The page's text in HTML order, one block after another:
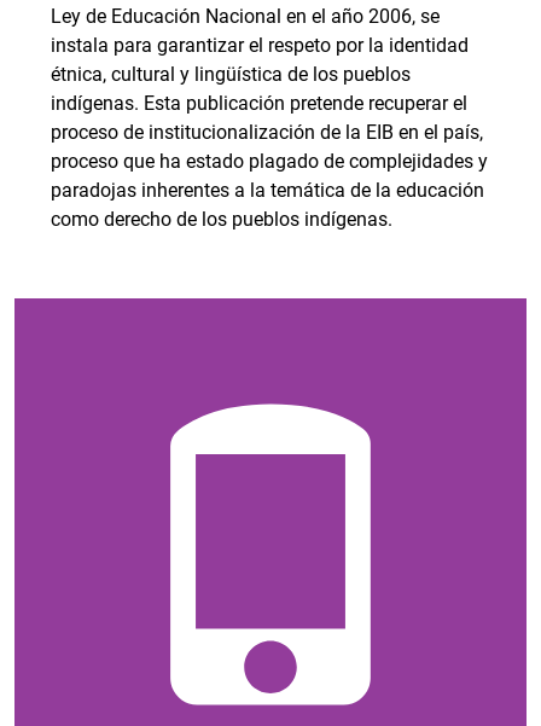
Ley de Educación Nacional en el año 2006, se
instala para garantizar el respeto por la identidad
étnica, cultural y lingüística de los pueblos
indígenas. Esta publicación pretende recuperar el
proceso de institucionalización de la EIB en el país,
proceso que ha estado plagado de complejidades y
paradojas inherentes a la temática de la educación
como derecho de los pueblos indígenas.